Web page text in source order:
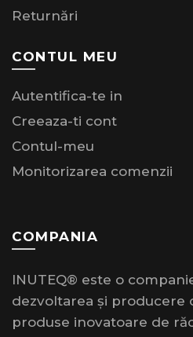
Returnări
CONTUL MEU
Autentifica-te in
Creeaza-ti cont
Contul-meu
Monitorizarea comenzii
COMPANIA
INUTEQ® este o
dezvoltarea și producere
produse inovatoare de